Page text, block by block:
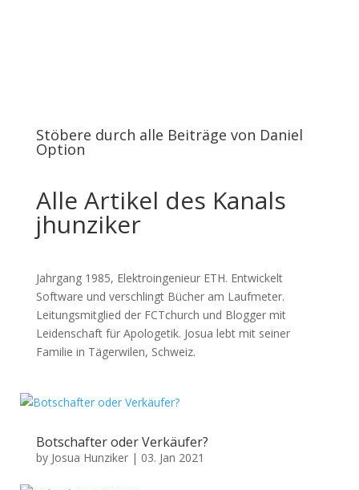
Stöbere durch alle Beiträge von Daniel
Option
Alle Artikel des Kanals
jhunziker
Jahrgang 1985, Elektroingenieur ETH. Entwickelt
Software und verschlingt Bücher am Laufmeter.
Leitungsmitglied der FCTchurch und Blogger mit
Leidenschaft für Apologetik. Josua lebt mit seiner
Familie in Tägerwilen, Schweiz.
Botschafter oder Verkäufer?
by Josua Hunziker| 03. Jan 2021